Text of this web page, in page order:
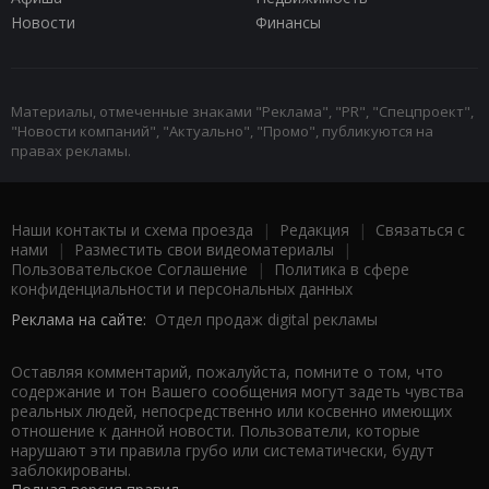
Новости
Финансы
Материалы, отмеченные знаками "Реклама", "PR", "Спецпроект",
"Новости компаний", "Актуально", "Промо", публикуются на
правах рекламы.
Наши контакты и схема проезда | Редакция | Связаться с
нами | Разместить свои видеоматериалы |
Пользовательское Соглашение |
Политика в сфере
конфиденциальности и персональных данных
Реклама на сайте: Отдел продаж digital рекламы
Оставляя комментарий, пожалуйста, помните о том, что
содержание и тон Вашего сообщения могут задеть чувства
реальных людей, непосредственно или косвенно имеющих
отношение к данной новости. Пользователи, которые
нарушают эти правила грубо или систематически, будут
заблокированы.